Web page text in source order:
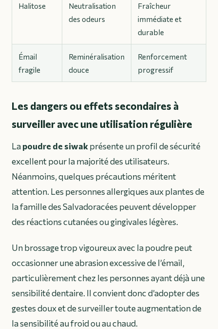
Halitose
Neutralisation
des odeurs
Fraîcheur
immédiate et
durable
Émail
fragile
Reminéralisation
douce
Renforcement
progressif
Les dangers ou effets secondaires à
surveiller avec une utilisation régulière
Lapoudre de siwakprésente un profil de sécurité
excellent pour la majorité des utilisateurs.
Néanmoins, quelques précautions méritent
attention. Les personnes allergiques aux plantes de
la famille des Salvadoracées peuvent développer
des réactions cutanées ou gingivales légères.
Un brossage trop vigoureux avec la poudre peut
occasionner une abrasion excessive de l’émail,
particulièrement chez les personnes ayant déjà une
sensibilité dentaire. Il convient donc d’adopter des
gestes doux et de surveiller toute augmentation de
la sensibilité au froid ou au chaud.